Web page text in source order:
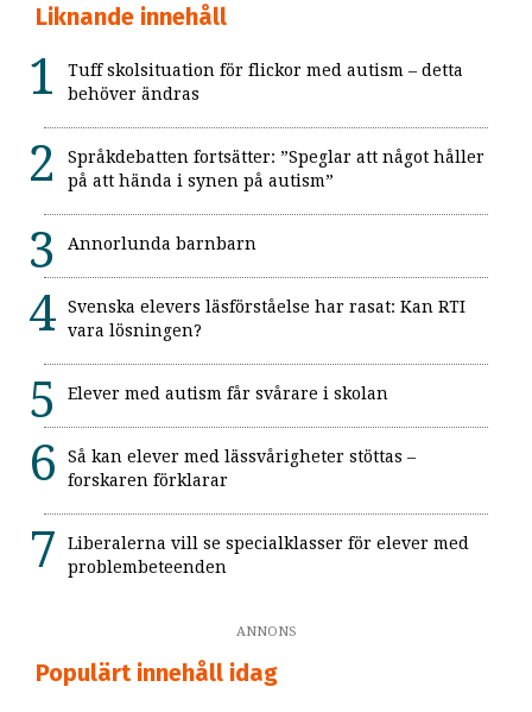
Liknande innehåll
Tuff skolsituation för flickor med autism – detta
behöver ändras
Språkdebatten fortsätter: ”Speglar att något håller
på att hända i synen på autism”
Annorlunda barnbarn
Svenska elevers läsförståelse har rasat: Kan RTI
vara lösningen?
Elever med autism får svårare i skolan
Så kan elever med lässvårigheter stöttas –
forskaren förklarar
Liberalerna vill se specialklasser för elever med
problembeteenden
ANNONS
Populärt innehåll idag